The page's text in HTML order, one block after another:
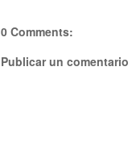
0 Comments:
Publicar un comentario